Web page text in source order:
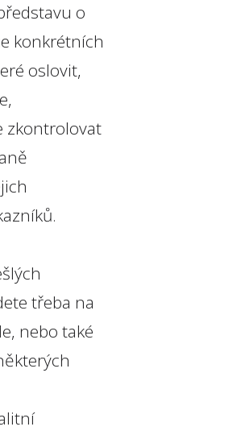
o
konkrétních
oslovit,
zkontrolovat
třeba na
nebo také